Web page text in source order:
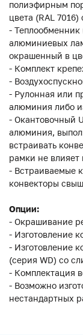
полиэфирным
цвета (RAL
- Теплообменник
алюминиевых
окрашенный в
- Комплект
-
- Рулонная или
алюминия либо
- Окантовочный
алюминия,
встраивать
рамки не влияет
- Встраиваемые
конвекторы
Опции:
- Окрашивание
- Изготовление
- Изготовление
(серия WD) со
- Комплектация
- Возможно
нестандартных